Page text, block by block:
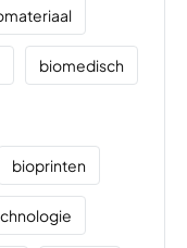
biomedisch
bioprinten